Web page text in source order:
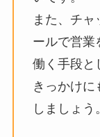
また、チャ
ールで営業
働く手段と
きっかけに
しましょう。